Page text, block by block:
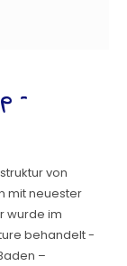
–
von
mit neuester
wurde im
behandelt -
–